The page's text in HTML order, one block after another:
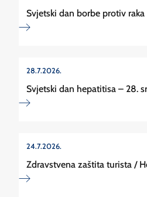
Svjetski dan borbe protiv
28.7.2026.
Svjetski dan hepatitisa – 28.
24.7.2026.
Zdravstvena zaštita turista /